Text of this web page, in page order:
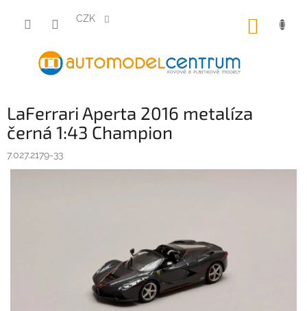
obsah
CZK
LaFerrari Aperta 2016 metalíza
černá 1:43 Champion
7.027.2179-33